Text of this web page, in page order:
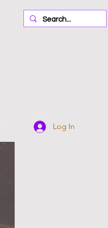
Log In